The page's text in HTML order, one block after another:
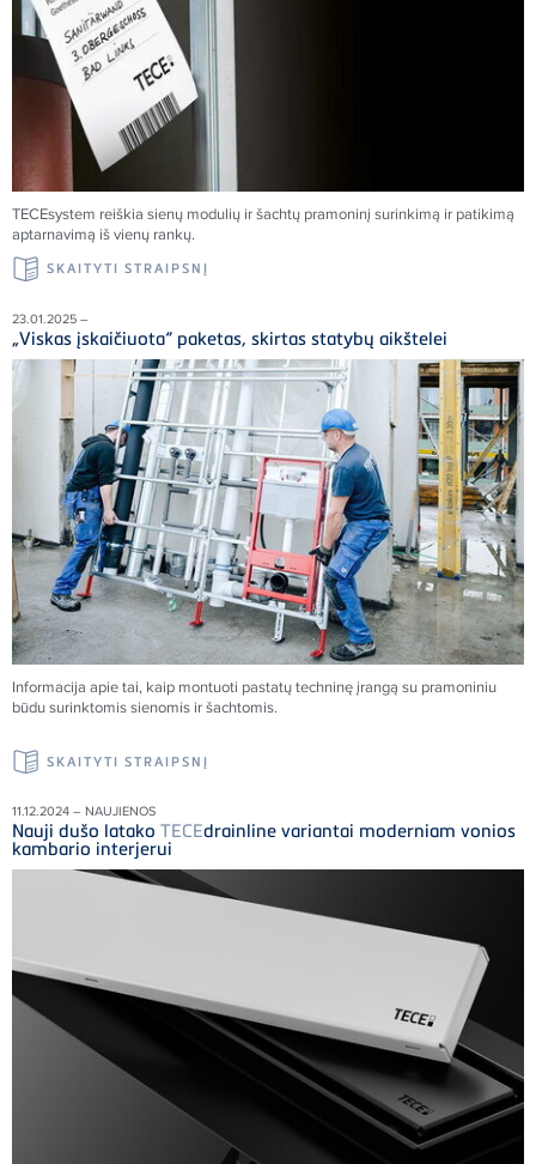
TECEsystem reiškia sienų modulių ir šachtų pramoninį surinkimą ir patikimą
aptarnavimą iš vienų rankų.
SKAITYTI STRAIPSNĮ
23.01.2025 –
„Viskas įskaičiuota“ paketas, skirtas statybų aikštelei
Informacija apie tai, kaip montuoti pastatų techninę įrangą su pramoniniu
būdu surinktomis sienomis ir šachtomis.
SKAITYTI STRAIPSNĮ
11.12.2024 – NAUJIENOS
Nauji dušo latako TECEdrainline variantai moderniam vonios
kambario interjerui